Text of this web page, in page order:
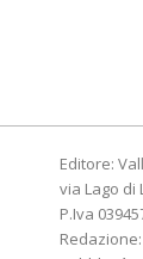
Editore:
via Lago di
P.Iva
Redazione: